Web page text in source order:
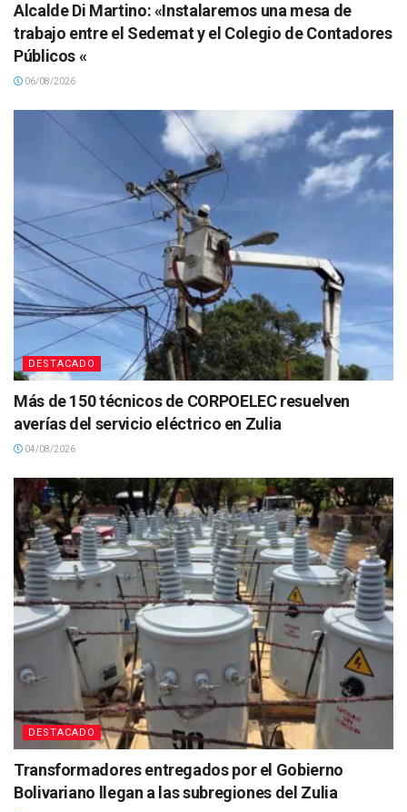
Alcalde Di Martino: «Instalaremos una mesa de
trabajo entre el Sedemat y el Colegio de Contadores
Públicos «
06/08/2026
DESTACADO
Más de 150 técnicos de CORPOELEC resuelven
averías del servicio eléctrico en Zulia
04/08/2026
DESTACADO
Transformadores entregados por el Gobierno
Bolivariano llegan a las subregiones del Zulia